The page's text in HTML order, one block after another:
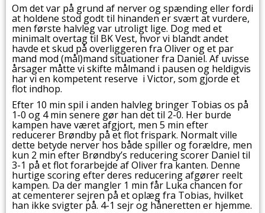
Om det var på grund af nerver og spænding eller fordi
at holdene stod godt til hinanden er svært at vurdere,
men første halvleg var utroligt lige. Dog med et
minimalt overtag til BK Vest, hvor vi blandt andet
havde et skud på overliggeren fra Oliver og et par
mand mod (mål)mand situationer fra Daniel. Af uvisse
årsager måtte vi skifte målmand i pausen og heldigvis
har vi en kompetent reserve i Victor, som gjorde et
flot indhop.
Efter 10 min spil i anden halvleg bringer Tobias os på
1-0 og 4 min senere gør han det til 2-0. Her burde
kampen have været afgjort, men 5 min efter
reducerer Brøndby på et flot frispark. Normalt ville
dette betyde nerver hos både spiller og forældre, men
kun 2 min efter Brøndby’s reducering scorer Daniel til
3-1 på et flot forarbejde af Oliver fra kanten. Denne
hurtige scoring efter deres reducering afgører reelt
kampen. Da der mangler 1 min får Luka chancen for
at cementerer sejren på et oplæg fra Tobias, hvilket
han ikke svigter på. 4-1 sejr og håneretten er hjemme.